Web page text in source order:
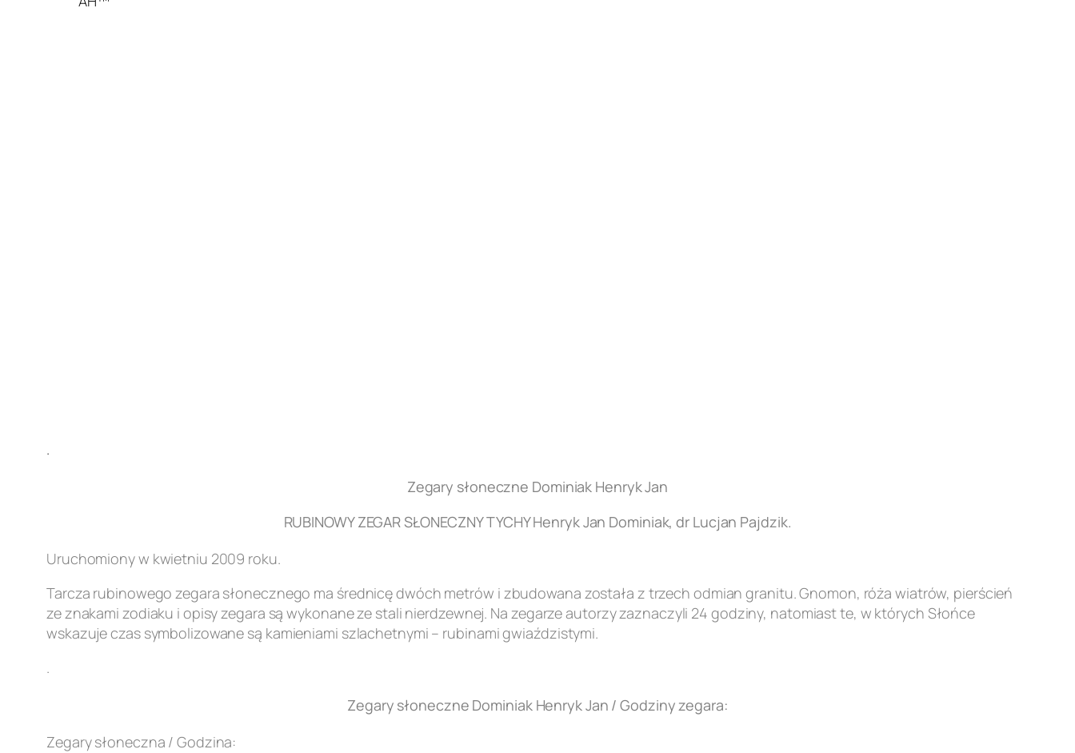
.
Zegary słoneczne Dominiak Henryk Jan
RUBINOWY ZEGAR SŁONECZNY TYCHY Henryk Jan Dominiak, dr Lucjan Pajdzik.
Uruchomiony w kwietniu 2009 roku.
Tarcza rubinowego zegara słonecznego ma średnicę dwóch metrów i zbudowana została z trzech odmian granitu. Gnomon, róża wiatrów, pierścień
ze znakami zodiaku i opisy zegara są wykonane ze stali nierdzewnej. Na zegarze autorzy zaznaczyli 24 godziny, natomiast te, w których Słońce
wskazuje czas symbolizowane są kamieniami szlachetnymi – rubinami gwiaździstymi.
.
Zegary słoneczne Dominiak Henryk Jan / Godziny zegara:
Zegary słoneczna / Godzina: